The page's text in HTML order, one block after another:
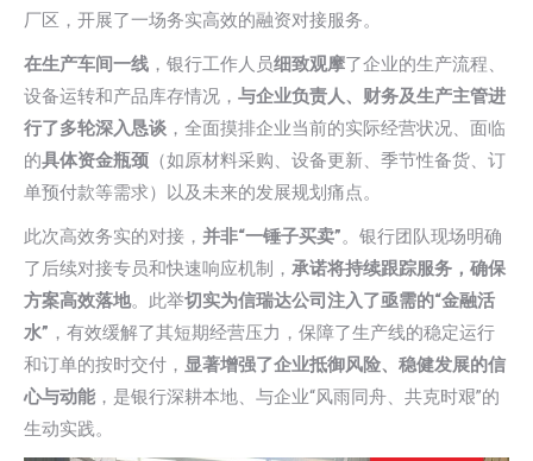
厂区，开展了一场务实高效的融资对接服务。
在生产车间一线 ，银行工作人员细致观摩了企业的生产流程、
设备运转和产品库存情况， 与企业负责人、财务及生产主管进
行了多轮深入恳谈 ，全面摸排企业当前的实际经营状况、面临
的具体资金瓶颈 （如原材料采购、设备更新、季节性备货、订
单预付款等需求）以及未来的发展规划痛点。
此次高效务实的对接， 并非“一锤子买卖”。银行团队现场明确
了后续对接专员和快速响应机制， 承诺将持续跟踪服务，确保
方案高效落地。此举切实为信瑞达公司注入了亟需的“金融活
水” ，有效缓解了其短期经营压力，保障了生产线的稳定运行
和订单的按时交付， 显著增强了企业抵御风险、稳健发展的信
心与动能 ，是银行深耕本地、与企业“风雨同舟、共克时艰”的
生动实践。